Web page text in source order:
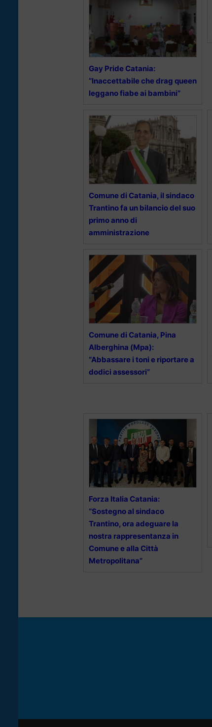
Gay Pride Catania:
“Inaccettabile che drag queen
leggano fiabe ai bambini”
Comune di Catania, il sindaco
Trantino fa un bilancio del suo
primo anno di
amministrazione
Comune di Catania, Pina
Alberghina (Mpa):
“Abbassare i toni e riportare a
dodici assessori”
Forza Italia Catania:
“Sostegno al sindaco
Trantino, ora adeguare la
nostra rappresentanza in
Comune e alla Città
Metropolitana”